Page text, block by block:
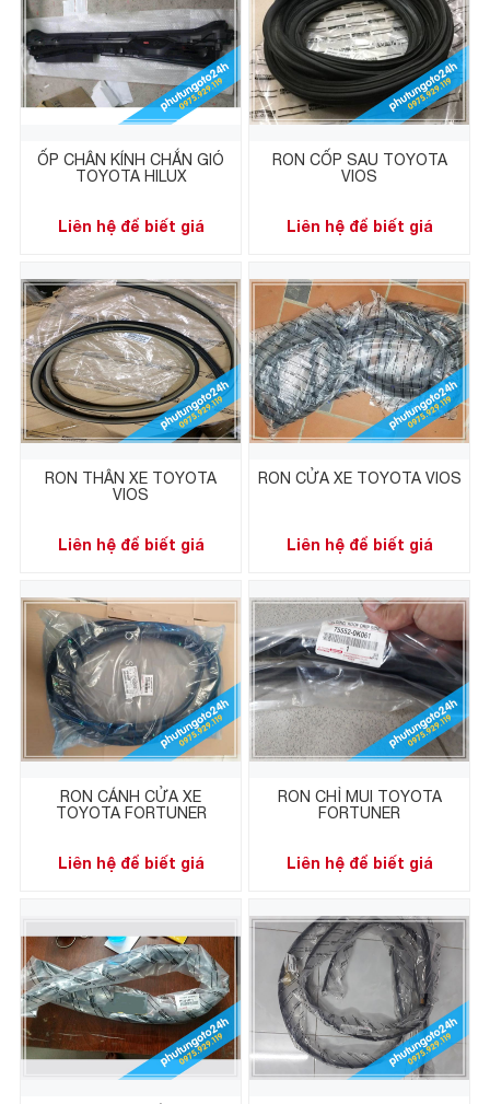
ỐP CHÂN KÍNH CHẮN GIÓ
TOYOTA HILUX
Liên hệ để biết giá
RON CỐP SAU TOYOTA
VIOS
Liên hệ để biết giá
RON THÂN XE TOYOTA
VIOS
Liên hệ để biết giá
RON CỬA XE TOYOTA VIOS
Liên hệ để biết giá
RON CÁNH CỬA XE
TOYOTA FORTUNER
Liên hệ để biết giá
RON CHỈ MUI TOYOTA
FORTUNER
Liên hệ để biết giá